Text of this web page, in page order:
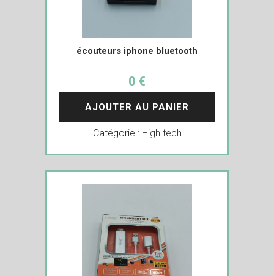
écouteurs iphone bluetooth
0 €
AJOUTER AU PANIER
Catégorie : High tech